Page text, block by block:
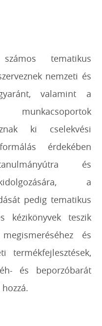
tematikus
nemzeti és
valamint a
ki cselekvési
érdekében
és
a
pedig tematikus
kézikönyvek teszik
és
termékfejlesztések,
és beporzóbarát